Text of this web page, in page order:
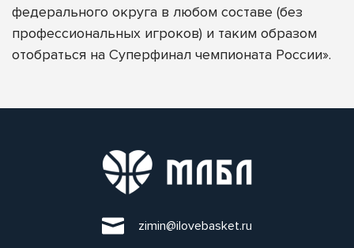
федерального округа в любом составе (без
профессиональных игроков) и таким образом
отобраться на Суперфинал чемпионата России».
zimin@ilovebasket.ru